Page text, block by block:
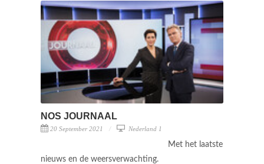
NOS JOURNAAL
20 September 2021 Nederland 1
Met het laatste
nieuws en de weersverwachting.